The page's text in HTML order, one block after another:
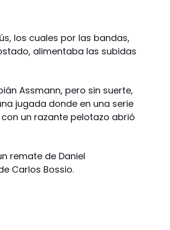
los cuales por las bandas,
alimentaba las subidas
Assmann, pero sin suerte,
jugada donde en una serie
un razante pelotazo abrió
remate de Daniel
Carlos Bossio.